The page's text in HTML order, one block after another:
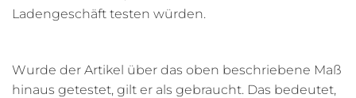
Ladengeschäft testen würden.
Wurde der Artikel über das oben beschriebene Maß
hinaus getestet, gilt er als gebraucht. Das bedeutet,